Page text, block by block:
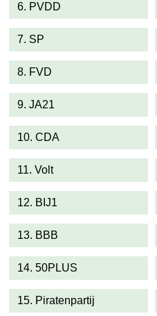
6. PVDD
7. SP
8. FVD
9. JA21
10. CDA
11. Volt
12. BIJ1
13. BBB
14. 50PLUS
15. Piratenpartij